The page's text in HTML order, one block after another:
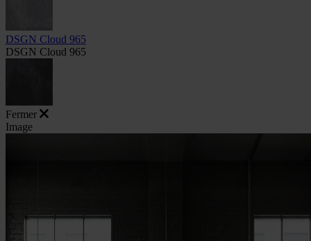
DSGN Cloud 965
DSGN Cloud 965
Fermer
Image